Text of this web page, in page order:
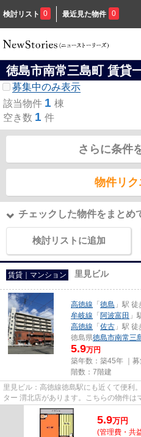
検討リスト 0 最近見た物件 0
徳島市南常三島町 賃貸
募集中のみ表示
該当物件 1 棟
空き数 1 件
さらに条件
物件リク
チェックした物件をまとめ
検討リストに追加
賃貸｜マンション 里見ビル
高徳線 「 徳島 」駅
牟岐線 「 阿波富田 」
高徳線 「 佐古 」駅
徳島県徳島市南常三
5.9万円
築年数：築45年 ｜募
階数：7階建
里見ビル：高徳線徳島駅にも近くて便利
ター 渭北店があります。こちらの物件
ある物件です。当社スタッフが...
5.9万円
(管理費・共